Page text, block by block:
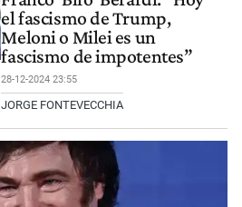
el fascismo de Trump,
Meloni o Milei es un
fascismo de impotentes”
28-12-2024 23:55
JORGE FONTEVECCHIA